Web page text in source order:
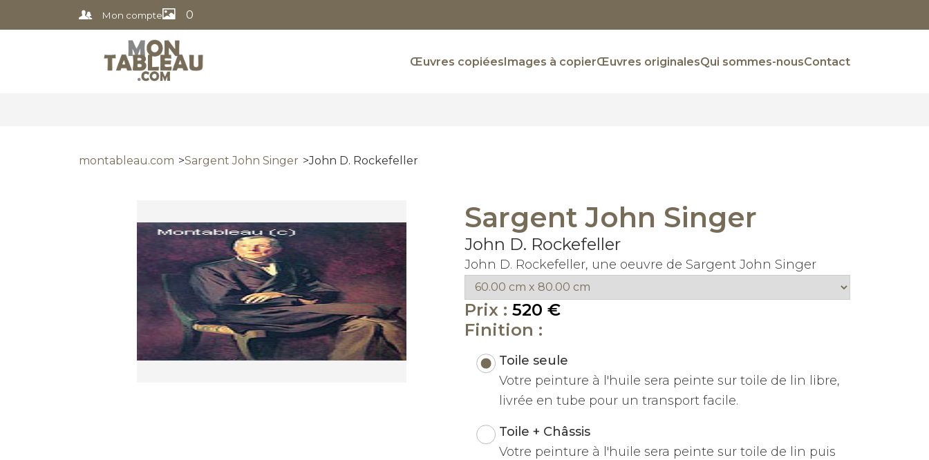
Mon compte 0
Œuvres copiéesImages à copierŒuvres originalesQui sommes-nousContact
montableau.com Sargent John Singer John D. Rockefeller
Sargent John Singer
John D. Rockefeller
John D. Rockefeller, une oeuvre de Sargent John Singer
Prix : 520 €
Finition :
Toile seule
Votre peinture à l'huile sera peinte sur toile de lin libre,
livrée en tube pour un transport facile.
Toile + Châssis
Votre peinture à l'huile sera peinte sur toile de lin puis